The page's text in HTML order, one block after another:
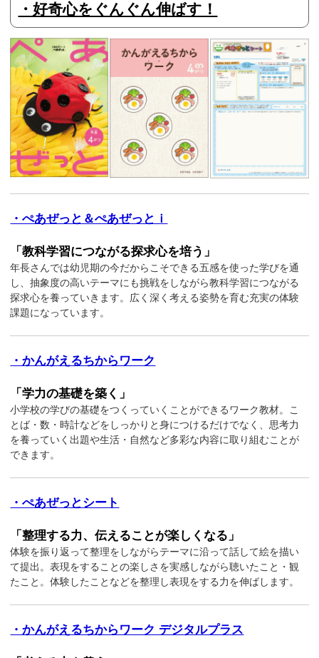
・好奇心をぐんぐん伸ばす！
・ぺあぜっと＆ぺあぜっとｉ
「教科学習につながる探求心を培う」
年長さんでは幼児期の今だからこそできる五感を使った学びを通
し、抽象度の高いテーマにも挑戦をしながら教科学習につながる
探求心を養っていきます。広く深く考える姿勢を育む充実の体験
課題になっています。
・かんがえるちからワーク
「学力の基礎を築く」
小学校の学びの基礎をつくっていくことができるワーク教材。こ
とば・数・時計などをしっかりと身につけるだけでなく、思考力
を養っていく出題や生活・自然など多彩な内容に取り組むことが
できます。
・ぺあぜっとシート
「整理する力、伝えることが楽しくなる」
体験を振り返って整理をしながらテーマに沿って話して絵を描い
て提出。表現をすることの楽しさを実感しながら聴いたこと・観
たこと。体験したことなどを整理し表現をする力を伸ばします。
・かんがえるちからワーク デジタルプラス